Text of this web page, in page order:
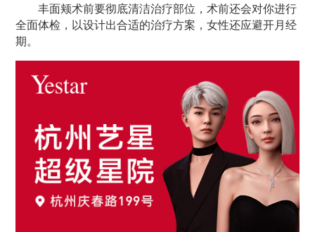
丰面颊术前要彻底清洁治疗部位，术前还会对你进行
全面体检，以设计出合适的治疗方案，女性还应避开月经
期。